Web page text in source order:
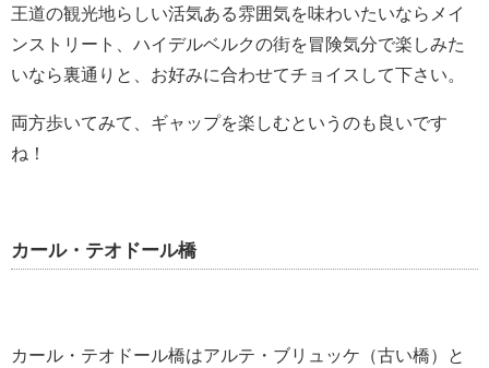
王道の観光地らしい活気ある雰囲気を味わいたいならメイ
ンストリート、ハイデルベルクの街を冒険気分で楽しみた
いなら裏通りと、お好みに合わせてチョイスして下さい。
両方歩いてみて、ギャップを楽しむというのも良いです
ね！
カール・テオドール橋
カール・テオドール橋はアルテ・ブリュッケ（古い橋）と